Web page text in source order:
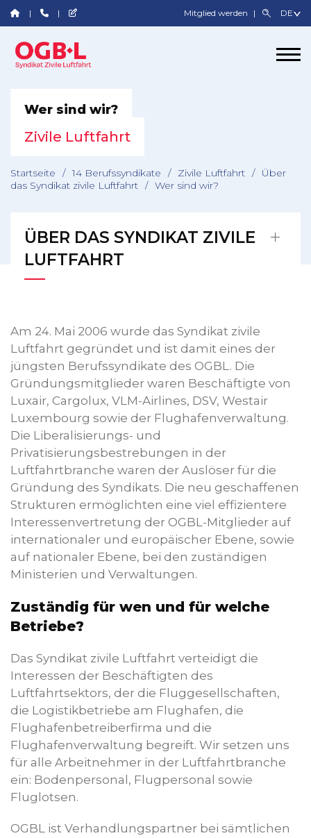
Mitglied werden
Wer sind wir?
Zivile Luftfahrt
Startseite / 14 Berufssyndikate / Zivile Luftfahrt /
Über
das Syndikat zivile Luftfahrt / Wer sind wir?
ÜBER DAS SYNDIKAT ZIVILE
LUFTFAHRT
Am 24. Mai 2006 wurde das Syndikat zivile
Luftfahrt gegründet und ist damit eines der
jüngsten Berufssyndikate des OGBL. Die
Gründungsmitglieder waren Beschäftigte von
Luxair, Cargolux, VLM-Airlines, DSV, Westair
Luxembourg sowie der Flughafenverwaltung.
Die Liberalisierungs- und
Privatisierungsbestrebungen in der
Luftfahrtbranche waren der Auslöser für die
Gründung des Syndikats. Die neu geschaffenen
Strukturen ermöglichten eine viel effizientere
Interessenvertretung der OGBL-Mitglieder auf
internationaler und europäischer Ebene, sowie
auf nationaler Ebene, bei den zuständigen
Ministerien und Verwaltungen.
Zuständig für wen und für welche
Betriebe?
Das Syndikat zivile Luftfahrt verteidigt die
Interessen der Beschäftigten des
Luftfahrtsektors, der die Fluggesellschaften,
die Logistikbetriebe am Flughafen, die
Flughafenbetreiberfirma und die
Flughafenverwaltung begreift. Wir setzen uns
für alle Arbeitnehmer in der Luftfahrtbranche
ein: Bodenpersonal, Flugpersonal sowie
Fluglotsen.
OGBL ist Verhandlungspartner bei sämtlichen